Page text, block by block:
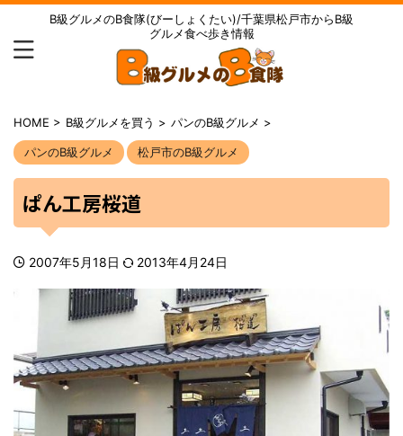
B級グルメのB食隊(びーしょくたい)/千葉県松戸市からB級
グルメ食べ歩き情報
HOME > B級グルメを買う > パンのB級グルメ >
パンのB級グルメ 松戸市のB級グルメ
ぱん工房桜道
2007年5月18日 2013年4月24日